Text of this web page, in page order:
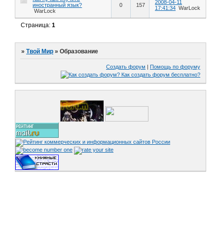
иностранный язык?
WarLock
0 157
2008-04-11
17:41:34 WarLock
Страница:1
»Твой Мир »Образование
Создать форум Помощь по форуму